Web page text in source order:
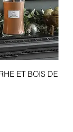
ET BOIS DE